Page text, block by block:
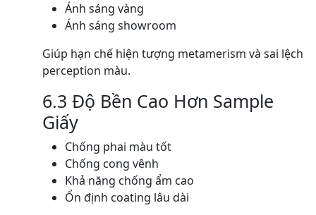
Ánh sáng vàng
Ánh sáng showroom
Giúp hạn chế hiện tượng metamerism và sai lệch
perception màu.
6.3 Độ Bền Cao Hơn Sample
Giấy
Chống phai màu tốt
Chống cong vênh
Khả năng chống ẩm cao
Ổn định coating lâu dài